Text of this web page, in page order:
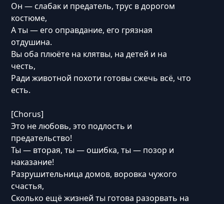
Он — слабак и предатель, трус в дорогом
костюме,
А ты — его оправдание, его грязная
отдушина.
Вы оба плюёте на клятвы, на детей и на
честь,
Ради животной похоти готовы сжечь всё, что
есть.
[Chorus]
Это не любовь, это подлость и
предательство!
Ты — вторая, ты — ошибка, ты — позор и
наказание!
Разрушительница домов, воровка чужого
счастья,
Сколько ещё жизней ты готова разорвать на